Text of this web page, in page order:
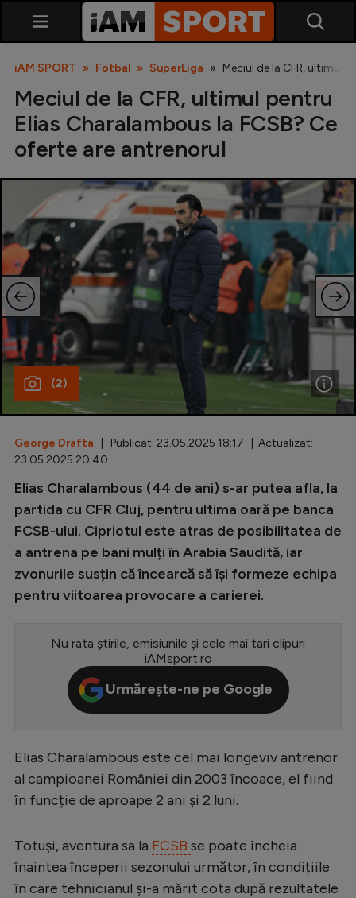
SuperLiga
Liga 2
Cupa României
Echipa Națională
U21
Fotbal feminin
Diverse
Inedit
Champions League
Europa League
CM 2026
Premier League
LaLiga
Bundesliga
Starurile fotbalului
EURO 2024
iAM SPORT Fotbal SuperLiga Meciul de la CFR, ultimul
Meciul de la CFR, ultimul pentru
Elias Charalambous la FCSB? Ce
oferte are antrenorul
(2)
George Drafta | Publicat: 23.05.2025 18:17 | Actualizat:
23.05.2025 20:40
Elias Charalambous (44 de ani) s-ar putea afla, la
partida cu CFR Cluj, pentru ultima oară pe banca
FCSB-ului. Cipriotul este atras de posibilitatea de
a antrena pe bani mulți în Arabia Saudită, iar
zvonurile susțin că încearcă să își formeze echipa
pentru viitoarea provocare a carierei.
Nu rata știrile, emisiunile și cele mai tari clipuri
iAMsport.ro
Urmărește-ne pe Google
Elias Charalambous este cel mai longeviv antrenor
al campioanei României din 2003 încoace, el fiind
în funcție de aproape 2 ani și 2 luni.
Totuși, aventura sa la FCSB se poate încheia
înaintea începerii sezonului următor, în condițiile
în care tehnicianul și-a mărit cota după rezultatele